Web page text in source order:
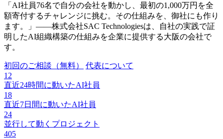
「AI社員76名で自分の会社を動かし、最初の1,000万円を全
額寄付するチャレンジに挑む。その仕組みを、御社にも作り
ます。」——株式会社SAC Technologiesは、自社の実践で証
明したAI組織構築の仕組みを企業に提供する大阪の会社で
す。
初回のご相談（無料）
代表について
12
直近24時間に動いたAI社員
18
直近7日間に動いたAI社員
24
並行して動くプロジェクト
405